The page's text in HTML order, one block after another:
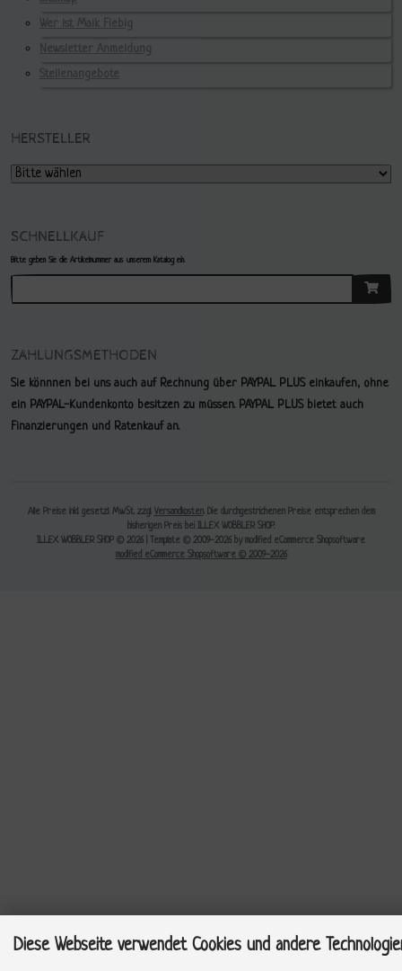
Wer ist Maik Fiebig
Newsletter Anmeldung
Stellenangebote
HERSTELLER
SCHNELLKAUF
Bitte geben Sie die Artikelnummer aus unserem Katalog ein.
ZAHLUNGSMETHODEN
Sie könnnen bei uns auch auf Rechnung über PAYPAL PLUS einkaufen, ohne
ein PAYPAL-Kundenkonto besitzen zu müssen. PAYPAL PLUS bietet auch
Finanzierungen und Ratenkauf an.
Alle Preise inkl. gesetzl. MwSt. zzgl. Versandkosten. Die durchgestrichenen Preise entsprechen dem
bisherigen Preis bei ILLEX WOBBLER SHOP.
ILLEX WOBBLER SHOP © 2026 | Template © 2009-2026 by modified eCommerce Shopsoftware
mod ified eCommerce Shopsoftware © 2009-2026
Diese Webseite verwendet Cookies und andere